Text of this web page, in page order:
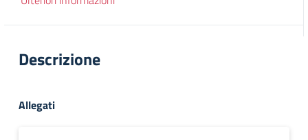
Descrizione
Allegati